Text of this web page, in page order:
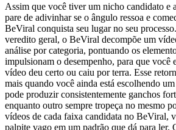
Assim que você tiver um nicho candidato e
pare de adivinhar se o ângulo ressoa e
BeViral conquista seu lugar no seu
veredito geral, o BeViral decompõe um
análise por categoria, pontuando os
impulsionam o desempenho, para que você
vídeo deu certo ou caiu por terra. Esse
mais quando você ainda está escolhendo
pode produzir consistentemente ganchos
enquanto outro sempre tropeça no mesmo
vídeos de cada faixa candidata no BeViral,
palpite vago em um padrão que dá para ler.